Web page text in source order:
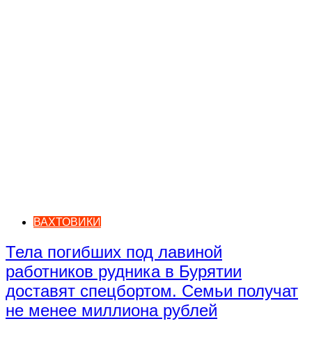
ВАХТОВИКИ
Тела погибших под лавиной
работников рудника в Бурятии
доставят спецбортом. Семьи получат
не менее миллиона рублей